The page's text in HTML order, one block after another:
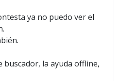
ya no puedo ver el
buscador, la ayuda offline,